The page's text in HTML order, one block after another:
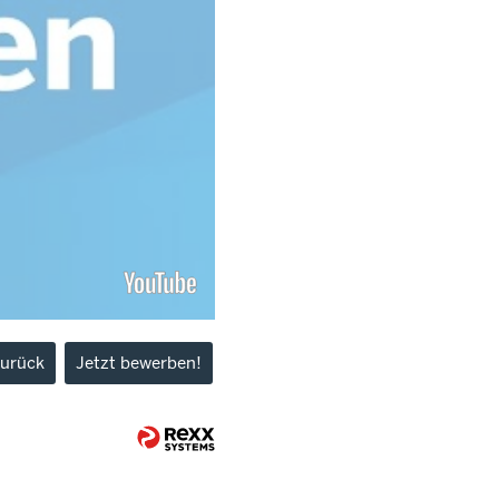
Jetzt bewerben!